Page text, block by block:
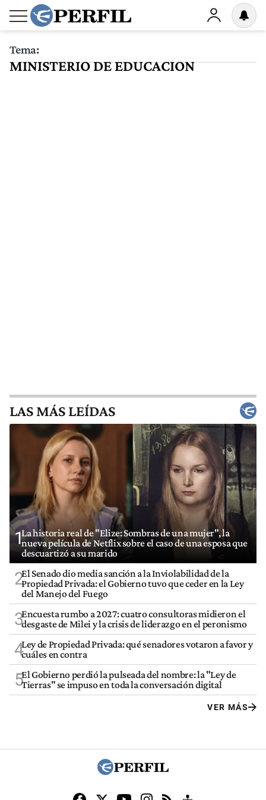
Tema:
MINISTERIO DE EDUCACION
LAS MÁS LEÍDAS
1La historia real de "Elize: Sombras de una mujer", la
nueva película de Netflix sobre el caso de una esposa que
descuartizó a su marido
2El Senado dio media sanción a la Inviolabilidad de la
Propiedad Privada: el Gobierno tuvo que ceder en la Ley
del Manejo del Fuego
3Encuesta rumbo a 2027: cuatro consultoras midieron el
desgaste de Milei y la crisis de liderazgo en el peronismo
4Ley de Propiedad Privada: qué senadores votaron a favor y
cuáles en contra
5El Gobierno perdió la pulseada del nombre: la "Ley de
Tierras" se impuso en toda la conversación digital
VER MÁS